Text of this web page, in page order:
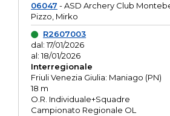
06047 - ASD Archery Club
Pizzo, Mirko
R2607003
dal: 17/01/2026
al: 18/01/2026
Interregionale
Friuli Venezia Giulia: Maniago (PN)
18 m
O.R. Individuale+Squadre
Campionato Regionale OL